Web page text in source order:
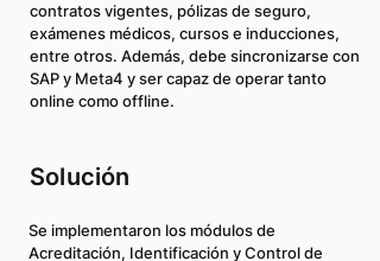
contratos vigentes, pólizas de seguro,
exámenes médicos, cursos e inducciones,
entre otros. Además, debe sincronizarse con
SAP y Meta4 y ser capaz de operar tanto
online como offline.
Solución
Se implementaron los módulos de
Acreditación, Identificación y Control de